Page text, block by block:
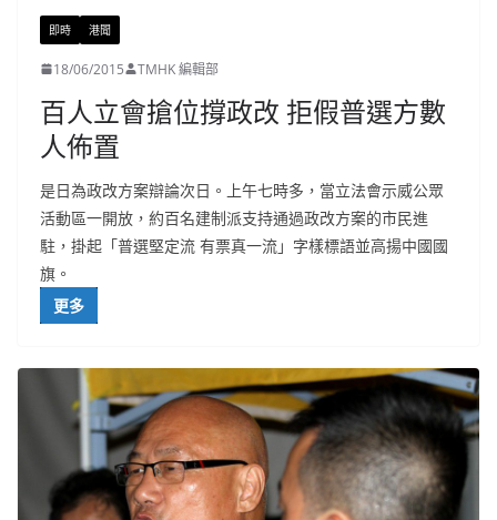
即時 港聞
18/06/2015 TMHK 編輯部
百人立會搶位撐政改 拒假普選方數
人佈置
是日為政改方案辯論次日。上午七時多，當立法會示威公眾
活動區一開放，約百名建制派支持通過政改方案的市民進
駐，掛起「普選堅定流 有票真一流」字樣標語並高揚中國國
旗。
更多